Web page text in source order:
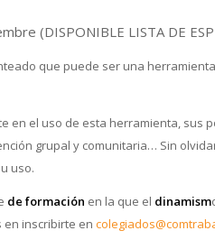
(DISPONIBLE LISTA DE
que puede ser una
en el uso de esta herramienta, sus
grupal y comunitaria… Sin
uso.
de formación en la que el dinamism
inscribirte en